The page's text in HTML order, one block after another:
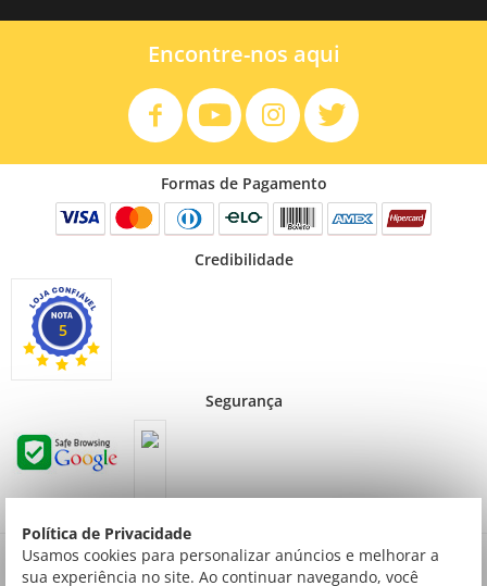
Política de Privacidade
Usamos cookies para personalizar anúncios e melhorar a
sua experiência no site. Ao continuar navegando, você
Encontre-nos aqui
Formas de Pagamento
Credibilidade
5
Segurança
Preços válidos para consumidor final não contribuinte. Preços exclusivos para compras
via internet.
© Todos os direitos reservados | Creative Cópias LTDA | Av. ingás, 2314 Setor Comercial